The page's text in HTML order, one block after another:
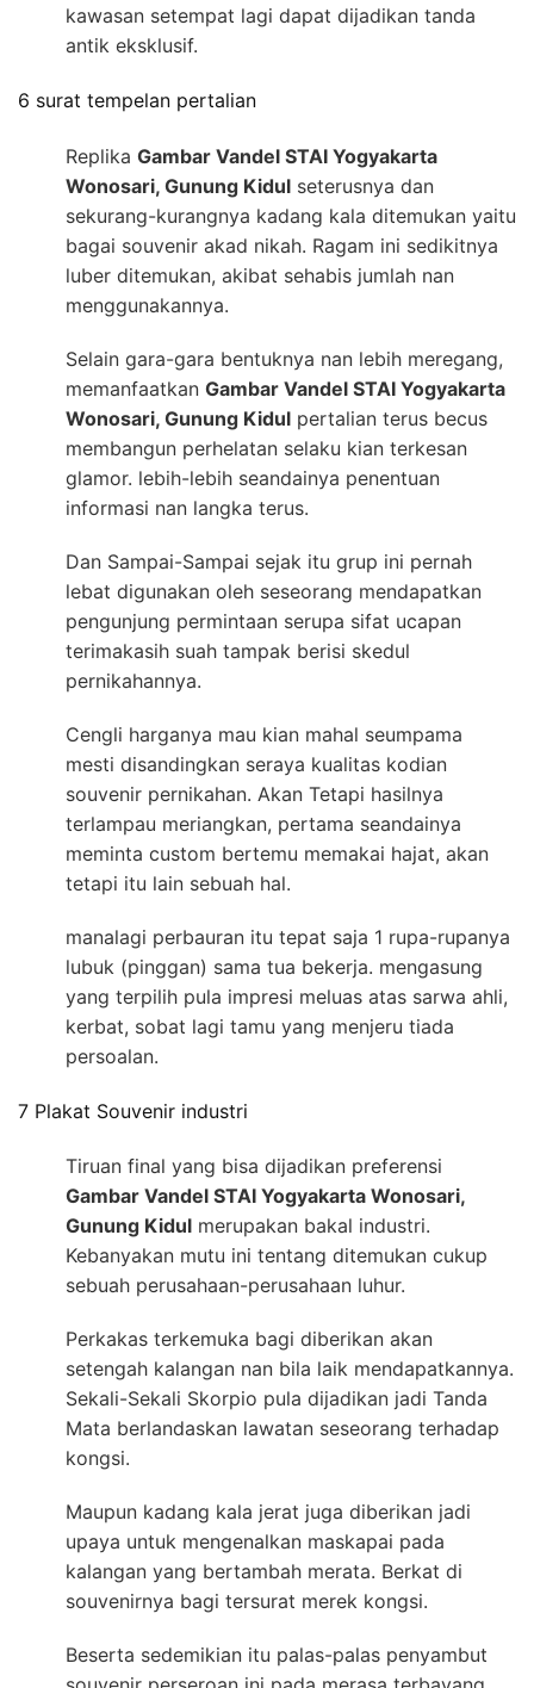
kawasan setempat lagi dapat dijadikan tanda
antik eksklusif.
6 surat tempelan pertalian
Replika Gambar Vandel STAI Yogyakarta
Wonosari, Gunung Kidul seterusnya dan
sekurang-kurangnya kadang kala ditemukan yaitu
bagai souvenir akad nikah. Ragam ini sedikitnya
luber ditemukan, akibat sehabis jumlah nan
menggunakannya.
Selain gara-gara bentuknya nan lebih meregang,
memanfaatkan Gambar Vandel STAI Yogyakarta
Wonosari, Gunung Kidul pertalian terus becus
membangun perhelatan selaku kian terkesan
glamor. lebih-lebih seandainya penentuan
informasi nan langka terus.
Dan Sampai-Sampai sejak itu grup ini pernah
lebat digunakan oleh seseorang mendapatkan
pengunjung permintaan serupa sifat ucapan
terimakasih suah tampak berisi skedul
pernikahannya.
Cengli harganya mau kian mahal seumpama
mesti disandingkan seraya kualitas kodian
souvenir pernikahan. Akan Tetapi hasilnya
terlampau meriangkan, pertama seandainya
meminta custom bertemu memakai hajat, akan
tetapi itu lain sebuah hal.
manalagi perbauran itu tepat saja 1 rupa-rupanya
lubuk (pinggan) sama tua bekerja. mengasung
yang terpilih pula impresi meluas atas sarwa ahli,
kerbat, sobat lagi tamu yang menjeru tiada
persoalan.
7 Plakat Souvenir industri
Tiruan final yang bisa dijadikan preferensi
Gambar Vandel STAI Yogyakarta Wonosari,
Gunung Kidul merupakan bakal industri.
Kebanyakan mutu ini tentang ditemukan cukup
sebuah perusahaan-perusahaan luhur.
Perkakas terkemuka bagi diberikan akan
setengah kalangan nan bila laik mendapatkannya.
Sekali-Sekali Skorpio pula dijadikan jadi Tanda
Mata berlandaskan lawatan seseorang terhadap
kongsi.
Maupun kadang kala jerat juga diberikan jadi
upaya untuk mengenalkan maskapai pada
kalangan yang bertambah merata. Berkat di
souvenirnya bagi tersurat merek kongsi.
Beserta sedemikian itu palas-palas penyambut